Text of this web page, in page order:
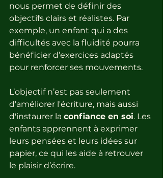
nous permet de définir des
objectifs clairs et réalistes. Par
exemple, un enfant qui a des
difficultés avec la fluidité pourra
bénéficier d’exercices adaptés
pour renforcer ses mouvements.
L’objectif n’est pas seulement
d'améliorer l'écriture, mais aussi
d'instaurer la confiance en soi. Les
enfants apprennent à exprimer
leurs pensées et leurs idées sur
papier, ce qui les aide à retrouver
le plaisir d’écrire.